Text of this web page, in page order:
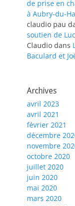
de prise en
à Aubry-du-
claudio pau
soutien de
Claudio dans
Baculard et
Archives
avril 2023
avril 2021
février 2021
décembre
novembre
octobre 2020
juillet 2020
juin 2020
mai 2020
mars 2020